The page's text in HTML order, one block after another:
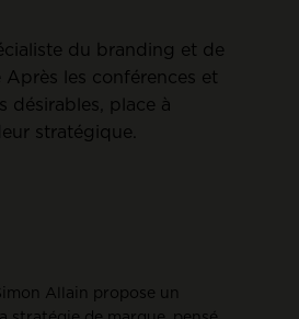
du branding et de
les conférences et
désirables, place à
stratégique.
Allain propose un